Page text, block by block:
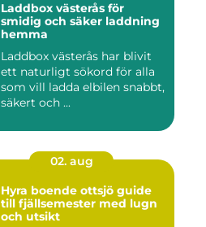
Laddbox västerås för
smidig och säker laddning
hemma
Laddbox västerås har blivit
ett naturligt sökord för alla
som vill ladda elbilen snabbt,
säkert och ...
02. aug
Hyra boende ottsjö guide
till fjällsemester med lugn
och utsikt